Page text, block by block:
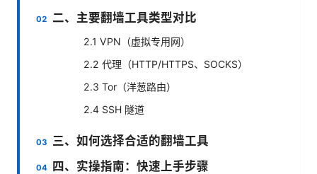
二、主要翻墙工具类型对比
2.1 VPN（虚拟专用网）
2.2 代理（HTTP/HTTPS、SOCKS）
2.3 Tor（洋葱路由）
2.4 SSH 隧道
三、如何选择合适的翻墙工具
四、实操指南：快速上手步骤